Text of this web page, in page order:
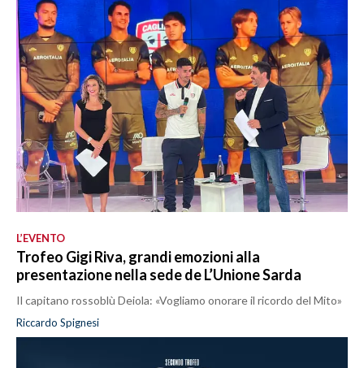
L’EVENTO
Trofeo Gigi Riva, grandi emozioni alla
presentazione nella sede de L’Unione Sarda
Il capitano rossoblù Deiola: «Vogliamo onorare il ricordo del Mito»
Riccardo Spignesi